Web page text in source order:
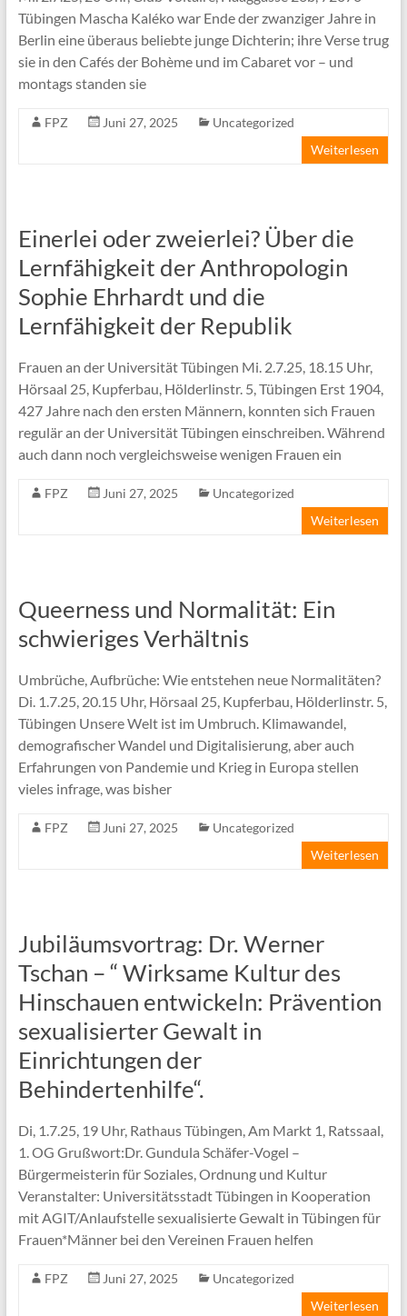
Tübingen Mascha Kaléko war Ende der zwanziger Jahre in
Berlin eine überaus beliebte junge Dichterin; ihre Verse trug
sie in den Cafés der Bohème und im Cabaret vor – und
montags standen sie
FPZ Juni 27, 2025
Uncategorized
Weiterlesen
Einerlei oder zweierlei? Über die
Lernfähigkeit der Anthropologin
Sophie Ehrhardt und die
Lernfähigkeit der Republik
Frauen an der Universität Tübingen Mi. 2.7.25, 18.15 Uhr,
Hörsaal 25, Kupferbau, Hölderlinstr. 5, Tübingen Erst 1904,
427 Jahre nach den ersten Männern, konnten sich Frauen
regulär an der Universität Tübingen einschreiben. Während
auch dann noch vergleichsweise wenigen Frauen ein
FPZ Juni 27, 2025
Uncategorized
Weiterlesen
Queerness und Normalität: Ein
schwieriges Verhältnis
Umbrüche, Aufbrüche: Wie entstehen neue Normalitäten?
Di. 1.7.25, 20.15 Uhr, Hörsaal 25, Kupferbau, Hölderlinstr. 5,
Tübingen Unsere Welt ist im Umbruch. Klimawandel,
demografischer Wandel und Digitalisierung, aber auch
Erfahrungen von Pandemie und Krieg in Europa stellen
vieles infrage, was bisher
FPZ Juni 27, 2025
Uncategorized
Weiterlesen
Jubiläumsvortrag: Dr. Werner
Tschan – “ Wirksame Kultur des
Hinschauen entwickeln: Prävention
sexualisierter Gewalt in
Einrichtungen der
Behindertenhilfe“.
Di, 1.7.25, 19 Uhr, Rathaus Tübingen, Am Markt 1, Ratssaal,
1. OG Grußwort:Dr. Gundula Schäfer-Vogel –
Bürgermeisterin für Soziales, Ordnung und Kultur
Veranstalter: Universitätsstadt Tübingen in Kooperation
mit AGIT/Anlaufstelle sexualisierte Gewalt in Tübingen für
Frauen*Männer bei den Vereinen Frauen helfen
FPZ Juni 27, 2025
Uncategorized
Weiterlesen